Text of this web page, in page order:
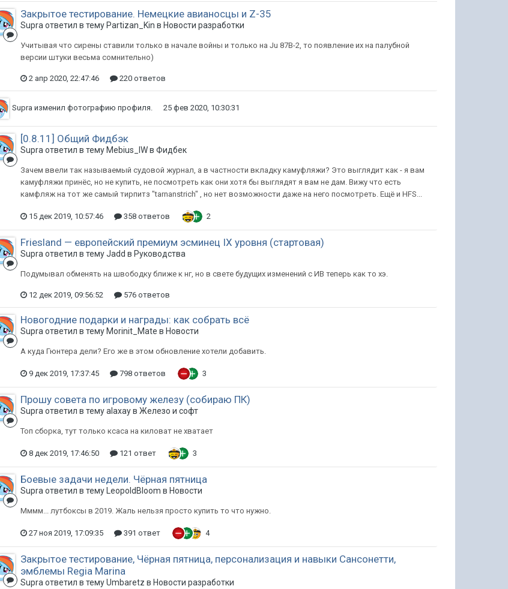
Закрытое тестирование. Немецкие авианосцы и Z-35
Supra ответил в тему Partizan_Kin в Новости разработки
Учитывая что сирены ставили только в начале войны и только на Ju 87B-2, то появление их на палубной
версии штуки весьма сомнительно)
2 апр 2020, 22:47:46 220 ответов
Supra изменил фотографию профиля. 25 фев 2020, 10:30:31
[0.8.11] Общий Фидбэк
Supra ответил в тему Mebius_lW вФидбек
Зачем ввели так называемый судовой журнал, а в частности вкладку камуфляжи? Это выглядит как - я вам
камуфляжи принёс, но не купить, не посмотреть как они хотя бы выглядят я вам не дам. Вижу что есть
камфляж на тот же самый тирпитз "tarnanstrich" , но нет возможности даже на него посмотреть. Ещё и HFS...
15 дек 2019, 10:57:46 358 ответов 2
Friesland — европейский премиум эсминец IX уровня (стартовая)
Supra ответил в тему Jadd в Руководства
Подумывал обменять на швободку ближе к нг, но в свете будущих изменений с ИВ теперь как то хэ.
12 дек 2019, 09:56:52 576 ответов
Новогодние подарки и награды: как собрать всё
Supra ответил в тему Morinit_Mate в Новости
А куда Гюнтера дели? Его же в этом обновление хотели добавить.
9 дек 2019, 17:37:45 798 ответов 3
Прошу совета по игровому железу (собираю ПК)
Supra ответил в тему alaxay вЖелезо и софт
Топ сборка, тут только ксаса на киловат не хватает
8 дек 2019, 17:46:50 121 ответ 3
Боевые задачи недели. Чёрная пятница
Supra ответил в тему LeopoldBloom в Новости
Мммм... лутбоксы в 2019. Жаль нельзя просто купить то что нужно.
27 ноя 2019, 17:09:35 391 ответ 4
Закрытое тестирование, Чёрная пятница, персонализация и навыки Сансонетти,
эмблемы Regia Marina
Supra ответил в тему Umbaretz в Новости разработки